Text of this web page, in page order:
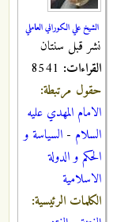
الشيخ علي الكوراني العاملي
نشر قبل سنتان
القراءات:
حقول مرتبطة:
الامام المهدي عليه
السلام - السياسة و
الحكم و الدولة
الاسلامية
الكلمات الرئيسية: